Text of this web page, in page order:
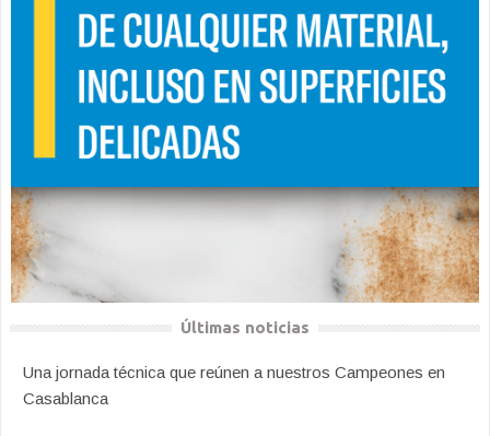
Últimas noticias
Una jornada técnica que reúnen a nuestros Campeones en
Casablanca